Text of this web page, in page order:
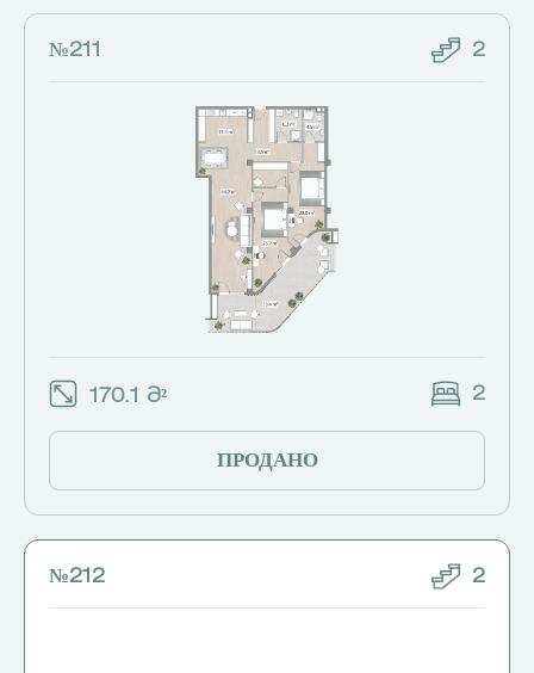
№211 2
170.1 Მ² 2
ПРОДАНО
№212 2